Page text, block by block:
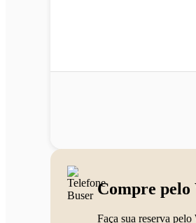
Compre pelo
Faça sua reserva